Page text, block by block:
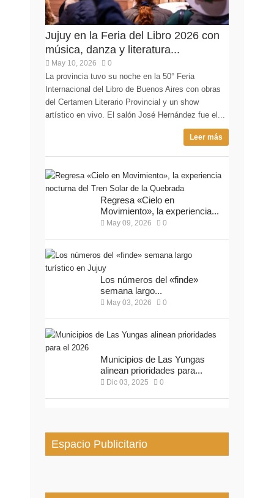
Jujuy en la Feria del Libro 2026 con
música, danza y literatura...
May 10, 2026 0
La provincia tuvo su noche en la 50° Feria
Internacional del Libro de Buenos Aires con obras
del Certamen Literario Provincial y un show
artístico en vivo. El salón José Hernández fue el...
Leer más
Regresa «Cielo en
Movimiento», la experiencia...
May 09, 2026 0
Los números del «finde»
semana largo...
May 03, 2026 0
Municipios de Las Yungas
alinean prioridades para...
Dic 03, 2025 0
Espacio Publicitario